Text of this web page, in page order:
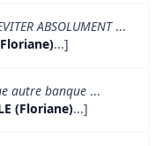
ABSOLUMENT...
...]
autre banque ...
(Floriane)...]